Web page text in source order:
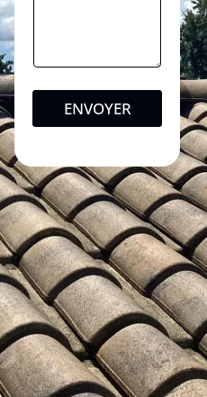
ENVOYER